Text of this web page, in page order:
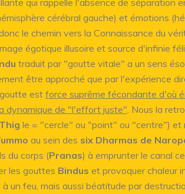
cérébral gauche) et émotions
le chemin vers la Connaissance du
égotique illusoire et source d'infinie
traduit par "goutte vitale" a un sens
être approché que par l'expérience
est force suprême fécondante d'où
dynamique de "l'effort juste" . Nous la
Thig le = "cercle" ou "point" ou "centre") et
au sein des six Dharmas de
du corps (Pranas) à emprunter le canal
les gouttes Bindus et provoquer chaleur
un feu, mais aussi béatitude par